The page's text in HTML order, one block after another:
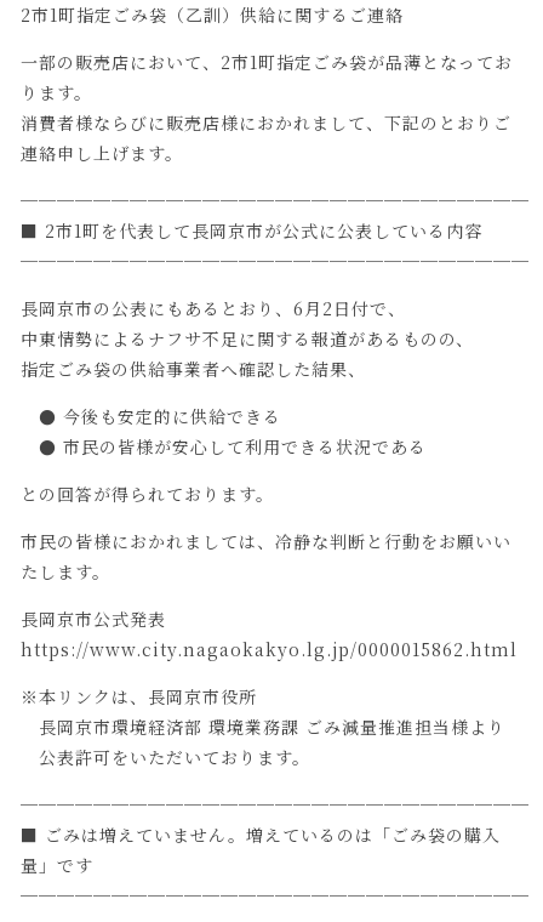
2市1町指定ごみ袋（乙訓）供給に関するご連絡
一部の販売店において、2市1町指定ごみ袋が品薄となってお
ります。
消費者様ならびに販売店様におかれまして、下記のとおりご
連絡申し上げます。
────────────────────────────
■ 2市1町を代表して長岡京市が公式に公表している内容
────────────────────────────
長岡京市の公表にもあるとおり、6月2日付で、
中東情勢によるナフサ不足に関する報道があるものの、
指定ごみ袋の供給事業者へ確認した結果、
● 今後も安定的に供給できる
● 市民の皆様が安心して利用できる状況である
との回答が得られております。
市民の皆様におかれましては、冷静な判断と行動をお願いい
たします。
長岡京市公式発表
https://www.city.nagaokakyo.lg.jp/0000015862.html
※本リンクは、長岡京市役所
長岡京市環境経済部 環境業務課 ごみ減量推進担当様より
公表許可をいただいております。
────────────────────────────
■ ごみは増えていません。増えているのは「ごみ袋の購入
量」です
────────────────────────────